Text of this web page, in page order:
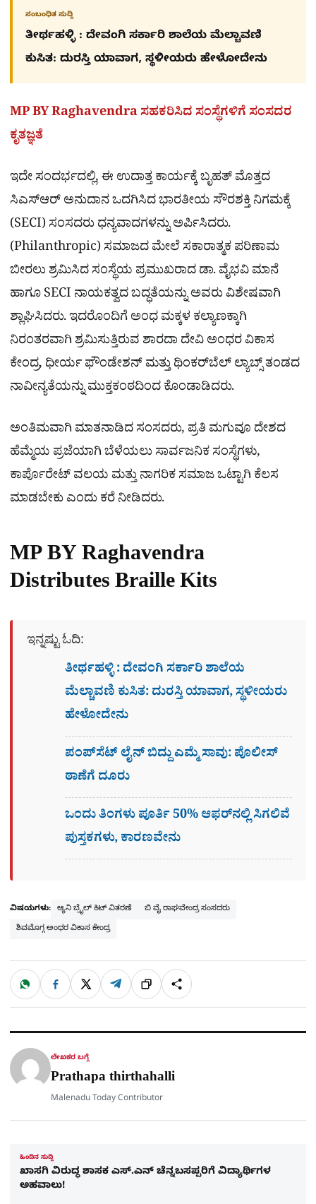
ಸಂಬಂಧಿತ ಸುದ್ದಿ
ತೀರ್ಥಹಳ್ಳಿ : ದೇವಂಗಿ ಸರ್ಕಾರಿ ಶಾಲೆಯ ಮೆಲ್ಚಾವಣಿ
ಕುಸಿತ: ದುರಸ್ತಿ ಯಾವಾಗ, ಸ್ಥಳೀಯರು ಹೇಳೋದೇನು
MP BY Raghavendra ಸಹಕರಿಸಿದ ಸಂಸ್ಥೆಗಳಿಗೆ ಸಂಸದರ
ಕೃತಜ್ಞತೆ
ಇದೇ ಸಂದರ್ಭದಲ್ಲಿ, ಈ ಉದಾತ್ತ ಕಾರ್ಯಕ್ಕೆ ಬೃಹತ್ ಮೊತ್ತದ
ಸಿಎಸ್‌ಆರ್ ಅನುದಾನ ಒದಗಿಸಿದ ಭಾರತೀಯ ಸೌರಶಕ್ತಿ ನಿಗಮಕ್ಕೆ
(SECI) ಸಂಸದರು ಧನ್ಯವಾದಗಳನ್ನು ಅರ್ಪಿಸಿದರು.
(Philanthropic) ಸಮಾಜದ ಮೇಲೆ ಸಕಾರಾತ್ಮಕ ಪರಿಣಾಮ
ಬೀರಲು ಶ್ರಮಿಸಿದ ಸಂಸ್ಥೆಯ ಪ್ರಮುಖರಾದ ಡಾ. ವೈಭವಿ ಮಾನೆ
ಹಾಗೂ SECI ನಾಯಕತ್ವದ ಬದ್ಧತೆಯನ್ನು ಅವರು ವಿಶೇಷವಾಗಿ
ಶ್ಲಾಘಿಸಿದರು. ಇದರೊಂದಿಗೆ ಅಂಧ ಮಕ್ಕಳ ಕಲ್ಯಾಣಕ್ಕಾಗಿ
ನಿರಂತರವಾಗಿ ಶ್ರಮಿಸುತ್ತಿರುವ ಶಾರದಾ ದೇವಿ ಅಂಧರ ವಿಕಾಸ
ಕೇಂದ್ರ, ಧೀರ್ಯ ಫೌಂಡೇಶನ್ ಮತ್ತು ಥಿಂಕರ್‌ಬೆಲ್ ಲ್ಯಾಬ್ಸ್ ತಂಡದ
ನಾವೀನ್ಯತೆಯನ್ನು ಮುಕ್ತಕಂಠದಿಂದ ಕೊಂಡಾಡಿದರು.
ಅಂತಿಮವಾಗಿ ಮಾತನಾಡಿದ ಸಂಸದರು, ಪ್ರತಿ ಮಗುವೂ ದೇಶದ
ಹೆಮ್ಮೆಯ ಪ್ರಜೆಯಾಗಿ ಬೆಳೆಯಲು ಸಾರ್ವಜನಿಕ ಸಂಸ್ಥೆಗಳು,
ಕಾರ್ಪೊರೇಟ್ ವಲಯ ಮತ್ತು ನಾಗರಿಕ ಸಮಾಜ ಒಟ್ಟಾಗಿ ಕೆಲಸ
ಮಾಡಬೇಕು ಎಂದು ಕರೆ ನೀಡಿದರು.
MP BY Raghavendra
Distributes Braille Kits
ಇನ್ನಷ್ಟು ಓದಿ:
ತೀರ್ಥಹಳ್ಳಿ : ದೇವಂಗಿ ಸರ್ಕಾರಿ ಶಾಲೆಯ
ಮೆಲ್ಚಾವಣಿ ಕುಸಿತ: ದುರಸ್ತಿ ಯಾವಾಗ, ಸ್ಥಳೀಯರು
ಹೇಳೋದೇನು
ಪಂಪ್‌ಸೆಟ್ ಲೈನ್ ಬಿದ್ದು ಎಮ್ಮೆ ಸಾವು: ಪೊಲೀಸ್
ಠಾಣೆಗೆ ದೂರು
ಒಂದು ತಿಂಗಳು ಪೂರ್ತಿ 50% ಆಫರ್​ನಲ್ಲಿ ಸಿಗಲಿವೆ
ಪುಸ್ತಕಗಳು, ಕಾರಣವೇನು
ವಿಷಯಗಳು: ಆ್ಯನಿ ಬ್ರೈಲ್ ಕಿಟ್ ವಿತರಣೆ
ಬಿ ವೈ ರಾಘವೇಂದ್ರ ಸಂಸದರು
ಶಿವಮೊಗ್ಗ ಅಂಧರ ವಿಕಾಸ ಕೇಂದ್ರ
ಹಂಚಿಕೊಳ್ಳಿ
W
a
t
p
F
c
e
k
X T
l
e
m
ಲಿಂ
ಕ್
S
h
a
ಲೇಖಕರ ಬಗ್ಗೆ
Prathapa thirthahalli
Malenadu Today Contributor
ಹಿಂದಿನ ಸುದ್ದಿ
ಖಾಸಗಿ ವಿರುದ್ಧ ಶಾಸಕ ಎಸ್​.ಎನ್​ ಚೆನ್ನಬಸಪ್ಪರಿಗೆ ವಿದ್ಯಾರ್ಥಿಗಳ
ಅಹವಾಲು!